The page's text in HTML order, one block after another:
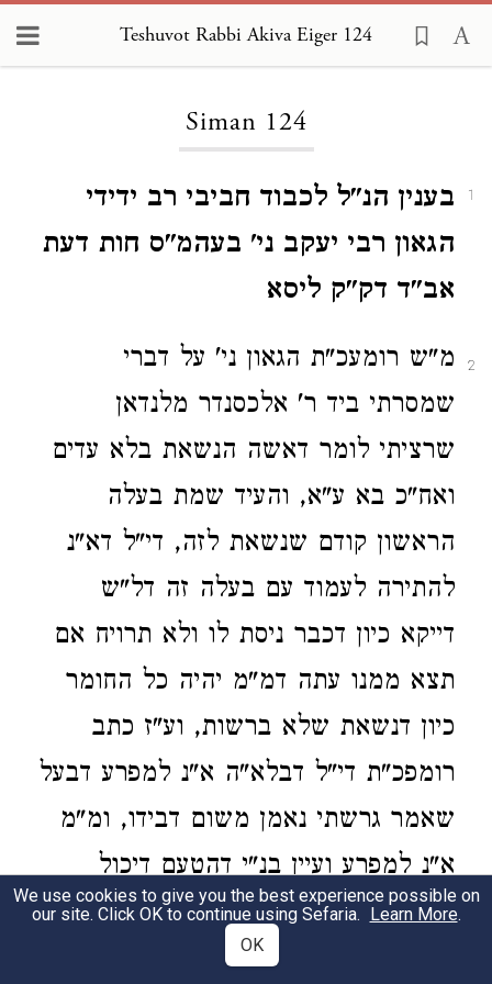
Teshuvot Rabbi Akiva Eiger 124
Siman 124
1
בענין הנ"ל לכבוד חביבי רב ידידי
הגאון רבי יעקב ני' בעהמ"ס חות דעת
אב"ד דק"ק ליסא
2
מ"ש רומעכ"ת הגאון ני' על דברי
שמסרתי ביד ר' אלכסנדר מלנדאן
שרציתי לומר דאשה הנשאת בלא עדים
ואח"כ בא ע"א, והעיד שמת בעלה
הראשון קודם שנשאת לזה, די"ל דא"נ
להתירה לעמוד עם בעלה זה דל"ש
דייקא כיון דכבר ניסת לו ולא תרויח אם
תצא ממנו עתה דמ"מ יהיה כל החומר
כיון דנשאת שלא ברשות, וע"ז כתב
רומפכ"ת די"ל דבלא"ה א"נ למפרע דבעל
שאמר גרשתי נאמן משום דבידו, ומ"מ
א"נ למפרע ועיין בנ"י דהטעם דיכול
לחפות עלי' וה"נ כן הוא, דאם נאמן
הע"א למפרע א"כ לעולם יכול קרובה
We use cookies to give you the best experience possible on
our site. Click OK to continue using Sefaria. Learn More.
OK